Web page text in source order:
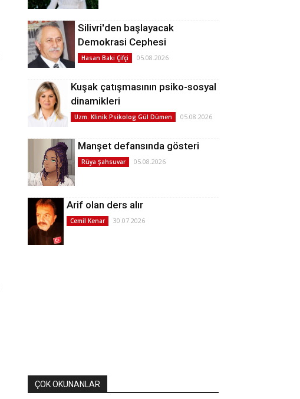
Silivri'den başlayacak
Demokrasi Cephesi
Hasan Baki Çifçi 05.08.2026
Kuşak çatışmasının psiko-sosyal
dinamikleri
Uzm. Klinik Psikolog Gül Dümen 05.08.2026
Manşet defansında gösteri
Rüya Şahsuvar 05.08.2026
Arif olan ders alır
Cemil Kenar 30.07.2026
ÇOK OKUNANLAR